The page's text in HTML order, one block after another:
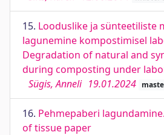
15. Looduslike ja sünteetiliste
lagunemine kompostimisel
Degradation of natural and
during composting under
Sügis, Anneli 19.01.2024
16. Pehmepaberi
of tissue paper